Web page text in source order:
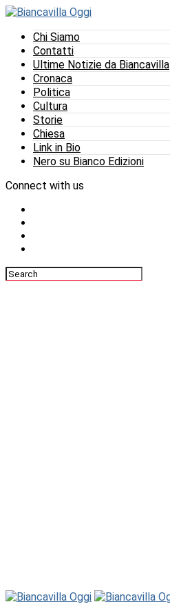
Chi Siamo
Contatti
Ultime Notizie da Biancavilla
Cronaca
Politica
Cultura
Storie
Chiesa
Link in Bio
Nero su Bianco Edizioni
Connect with us